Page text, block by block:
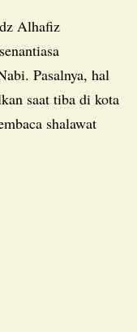
Pasalnya, hal
saat tiba di kota
shalawat